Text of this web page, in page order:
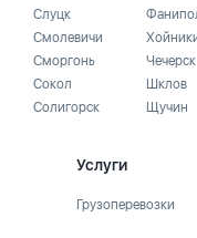
Слуцк
Смолевичи
Сморгонь
Сокол
Солигорск
Чечерск
Шклов
Щучин
Услуги
Грузоперевозки